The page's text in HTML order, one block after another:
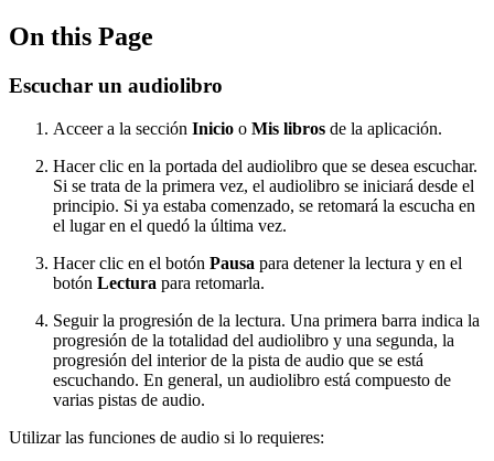
On this Page
Escuchar un audiolibro
Acceer a la sección Inicio o Mis libros de la aplicación.
Hacer clic en la portada del audiolibro que se desea escuchar.
Si se trata de la primera vez, el audiolibro se iniciará desde el
principio. Si ya estaba comenzado, se retomará la escucha en
el lugar en el quedó la última vez.
Hacer clic en el botón Pausa para detener la lectura y en el
botón Lectura para retomarla.
Seguir la progresión de la lectura. Una primera barra indica la
progresión de la totalidad del audiolibro y una segunda, la
progresión del interior de la pista de audio que se está
escuchando. En general, un audiolibro está compuesto de
varias pistas de audio.
Utilizar las funciones de audio si lo requieres: